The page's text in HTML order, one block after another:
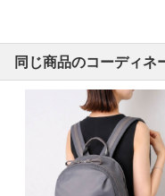
同じ商品のコーディネ